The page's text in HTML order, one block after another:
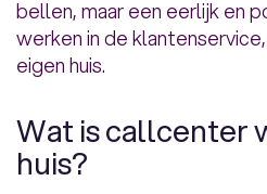
bellen, maar een eerlijk en
werken in de
eigen huis.
Wat is callcenter
huis?